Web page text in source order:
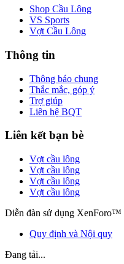
Shop Cầu Lông
VS Sports
Vợt Cầu Lông
Thông tin
Thông báo chung
Thắc mắc, góp ý
Trợ giúp
Liên hệ BQT
Liên kết bạn bè
Vợt cầu lông
Vợt cầu lông
Vợt cầu lông
Vợt cầu lông
Diễn đàn sử dụng
Quy định và Nội quy
Đang tải...